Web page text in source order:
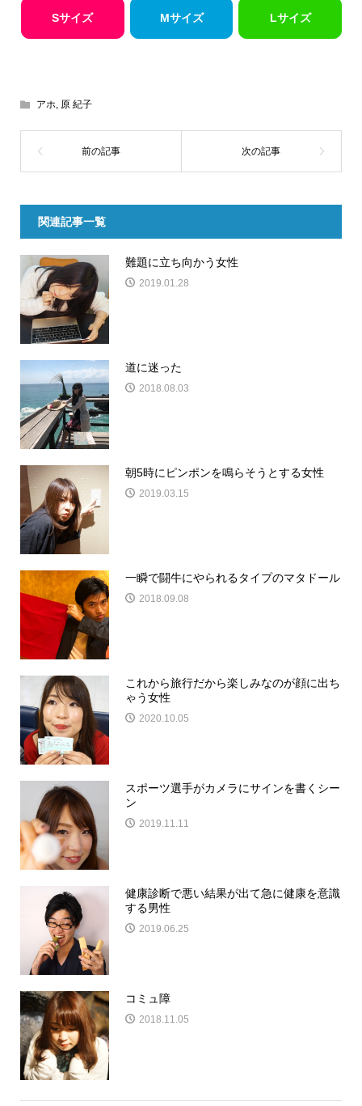
Sサイズ Mサイズ Lサイズ
アホ, 原 紀子
関連記事一覧
難題に立ち向かう女性
2019.01.28
道に迷った
2018.08.03
朝5時にピンポンを鳴らそうとする女性
2019.03.15
一瞬で闘牛にやられるタイプのマタドール
2018.09.08
これから旅行だから楽しみなのが顔に出ち
ゃう女性
2020.10.05
スポーツ選手がカメラにサインを書くシー
ン
2019.11.11
健康診断で悪い結果が出て急に健康を意識
する男性
2019.06.25
コミュ障
2018.11.05